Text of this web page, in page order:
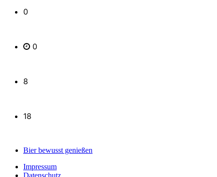
0
0
8
18
Bier bewusst genießen
Impressum